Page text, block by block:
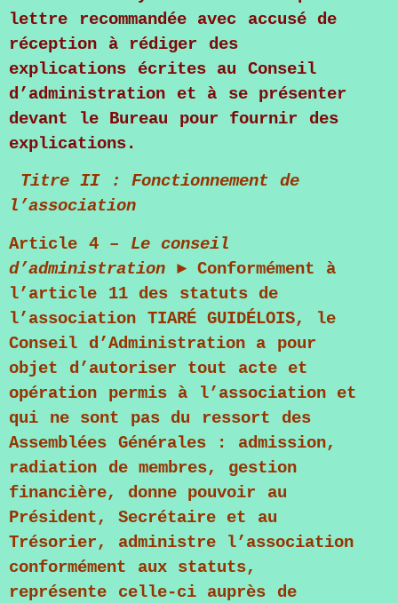
lettre recommandée avec accusé de
réception à rédiger des
explications écrites au Conseil
d’administration et à se présenter
devant le Bureau pour fournir des
explications.
Titre II : Fonctionnement de
l’association
Article 4
–
Le conseil
d’administration ► Conformément à
l’article 11 des statuts de
l’association TIARÉ GUIDÉLOIS, le
Conseil d’Administration a pour
objet d’autoriser tout acte et
opération permis à l’association et
qui ne sont pas du ressort des
Assemblées Générales : admission,
radiation de membres, gestion
financière, donne pouvoir au
Président, Secrétaire et au
Trésorier, administre l’association
conformément aux statuts,
représente celle-ci auprès de